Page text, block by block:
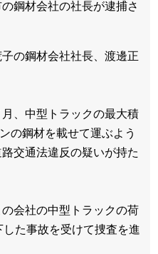
鋼材会社の社長が逮捕さ
の鋼材会社社長、渡邊正
、中型トラックの最大積
の鋼材を載せて運ぶよう
交通法違反の疑いが持た
会社の中型トラックの荷
た事故を受けて捜査を進